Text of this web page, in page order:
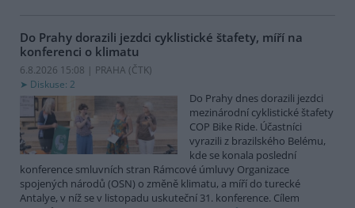
Do Prahy dorazili jezdci cyklistické štafety, míří na
konferenci o klimatu
6.8.2026 15:08 | PRAHA (ČTK)
Diskuse: 2
Do Prahy dnes dorazili jezdci
mezinárodní cyklistické štafety
COP Bike Ride. Účastníci
vyrazili z brazilského Belému,
kde se konala poslední
konference smluvních stran Rámcové úmluvy Organizace
spojených národů (OSN) o změně klimatu, a míří do turecké
Antalye, v níž se v listopadu uskuteční 31. konference. Cílem